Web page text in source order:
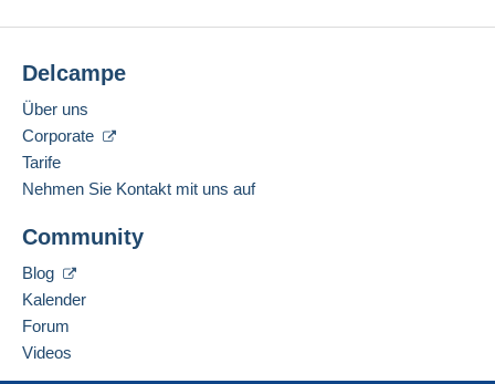
Delcampe
Über uns
Corporate
Tarife
Nehmen Sie Kontakt mit uns auf
Community
Blog
Kalender
Forum
Videos